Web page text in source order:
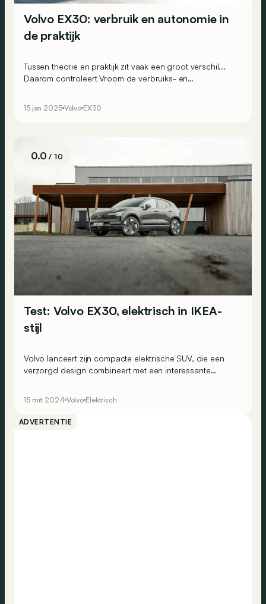
Volvo EX30: verbruik en autonomie in
de praktijk
Tussen theorie en praktijk zit vaak een groot verschil...
Daarom controleert Vroom de verbruiks- en
Volvo EX30 Extended Range in putje winter.
15 jan 2025 Volvo EX30
0.0/ 10
Test: Volvo EX30, elektrisch in IKEA-
stijl
Volvo lanceert zijn compacte elektrische SUV, die een
verzorgd design combineert met een interessante
15 mrt 2024 Volvo Elektrisch
ADVERTENTIE